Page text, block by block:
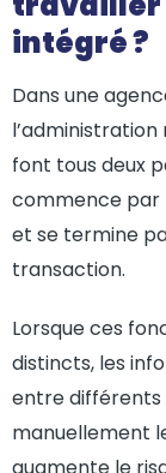
intégré ?
Dans une
l’administration
font tous deux
commence par
et se termine
transaction.
Lorsque ces
distincts, les
entre différents
manuellement